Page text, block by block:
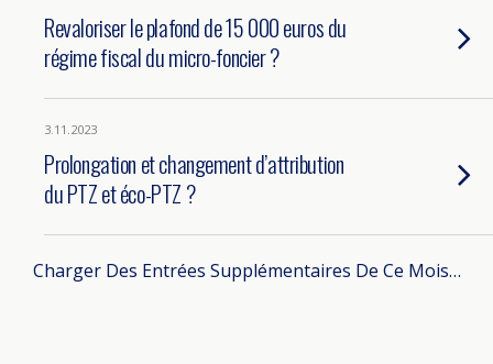
Revaloriser le plafond de 15 000 euros du
régime fiscal du micro-foncier ?
3.11.2023
Prolongation et changement d’attribution
du PTZ et éco-PTZ ?
Charger Des Entrées Supplémentaires De Ce Mois…